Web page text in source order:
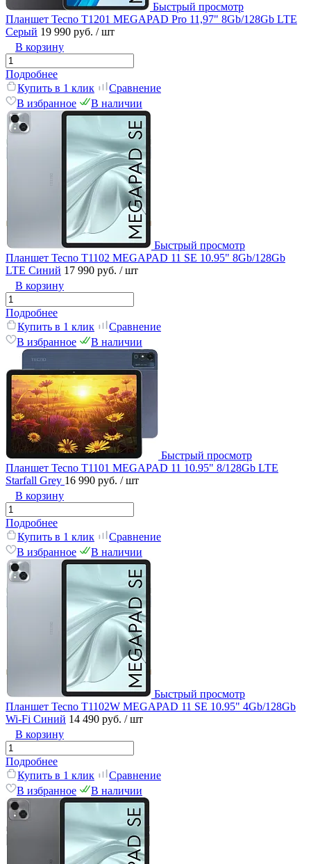
Быстрый просмотр
Планшет Tecno T1201 MEGAPAD Pro 11,97" 8Gb/128Gb LTE
Серый 19 990 руб. / шт
В корзину
Подробнее
Купить в 1 клик
Сравнение
В избранное
В наличии
Быстрый просмотр
Планшет Tecno T1102 MEGAPAD 11 SE 10.95" 8Gb/128Gb
LTE Синий 17 990 руб. / шт
В корзину
Подробнее
Купить в 1 клик
Сравнение
В избранное
В наличии
Быстрый просмотр
Планшет Tecno T1101 MEGAPAD 11 10.95" 8/128Gb LTE
Starfall Grey 16 990 руб. / шт
В корзину
Подробнее
Купить в 1 клик
Сравнение
В избранное
В наличии
Быстрый просмотр
Планшет Tecno T1102W MEGAPAD 11 SE 10.95" 4Gb/128Gb
Wi-Fi Синий 14 490 руб. / шт
В корзину
Подробнее
Купить в 1 клик
Сравнение
В избранное
В наличии